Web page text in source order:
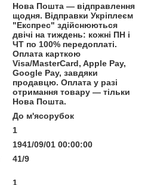
Нова Пошта — відправлення
щодня. Відправки Укріплеєм
"Експрес" здійснюються
двічі на тиждень: кожні ПН і
ЧТ по 100% передоплаті.
Оплата карткою
Visa/MasterCard, Apple Pay,
Google Pay, завдяки
продавцю. Оплата у разі
отримання товару — тільки
Нова Пошта.
До м'ясорубок
1
1941/09/01 00:00:00
41/9
1